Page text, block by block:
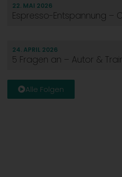
22. MAI 2026
Espresso-Entspannung –
24. APRIL 2026
5 Fragen an – Autor &
Alle Folgen